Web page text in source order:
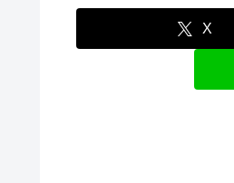
X